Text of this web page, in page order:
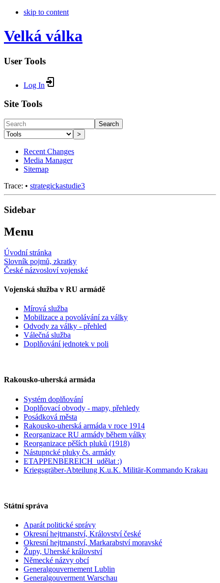
skip to content
Velká válka
User Tools
Log In
Site Tools
Search
>
Recent Changes
Media Manager
Sitemap
Trace: • strategickastudie3
Sidebar
Menu
Úvodní stránka
Slovník pojmů, zkratky
České názvosloví vojenské
Vojenská služba v RU armádě
Mírová služba
Mobilizace a povolávání za války
Odvody za války - přehled
Válečná služba
Doplňování jednotek v poli
Rakousko-uherská armáda
Systém doplňování
Doplňovací obvody - mapy, přehledy
Posádková města
Rakousko-uherská armáda v roce 1914
Reorganizace RU armády během války
Reorganizace pěších pluků (1918)
Nástupncké pluky čs. armády
ETAPPENBEREICH_udělat :)
Kriegsgräber-Abteilung K.u.K. Militär-Kommando Krakau
Státní správa
Aparát politické správy
Okresní hejtmanství, Království české
Okresní hejtmanství, Markarabství moravské
Župy, Uherské království
Německé názvy obcí
Generalgouvernement Lublin
Generalgouverment Warschau